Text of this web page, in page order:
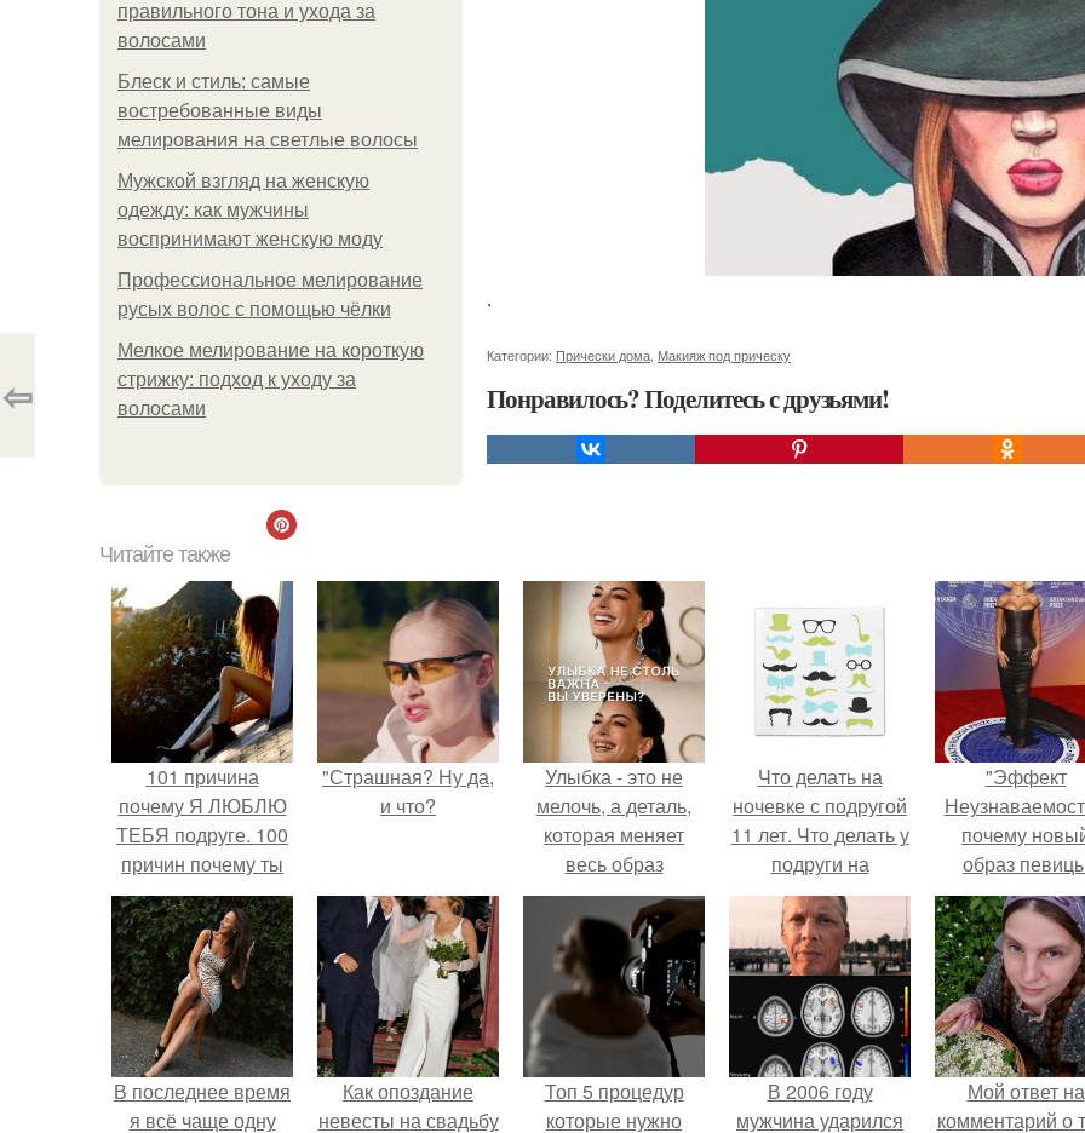
правильного тона и ухода за
волосами
Блеск и стиль: самые
востребованные виды
мелирования на светлые волосы
Мужской взгляд на женскую
одежду: как мужчины
воспринимают женскую моду
Профессиональное мелирование
русых волос с помощью чёлки
Мелкое мелирование на короткую
стрижку: подход к уходу за
волосами
.
Категории: Прически дома Макияж под прическу
Понравилось? Поделитесь с друзьями!
⇦
Читайте также
101 причина
почему Я ЛЮБЛЮ
ТЕБЯ подруге. 100
причин почему ты
моя лучшая
подруга.
"Страшная? Ну да,
и что?
Улыбка - это не
мелочь, а деталь,
которая меняет
весь образ
человека.
Что делать на
ночевке с подругой
11 лет. Что делать у
подруги на
ночёвке?
"Эффект
почему
образ
вызвал
гранях
возможного?
В последнее время
я всё чаще одну
Как опоздание
невесты на свадьбу
Топ 5 процедур
которые нужно
В 2006 году
мужчина ударился
Мой ответ на
комментарий о